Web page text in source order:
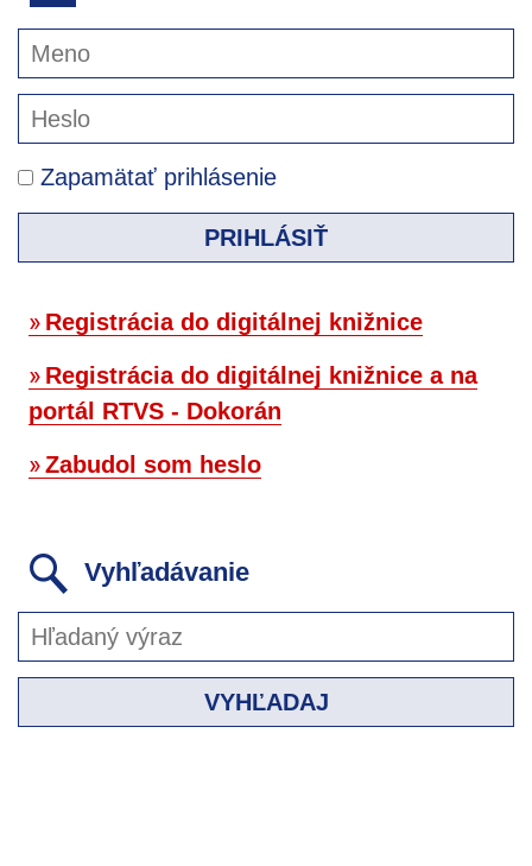
Zapamätať prihlásenie
PRIHLÁSIŤ
Registrácia do digitálnej knižnice
Registrácia do digitálnej knižnice a na
portál RTVS - Dokorán
Zabudol som heslo
Vyhľadávanie
VYHĽADAJ